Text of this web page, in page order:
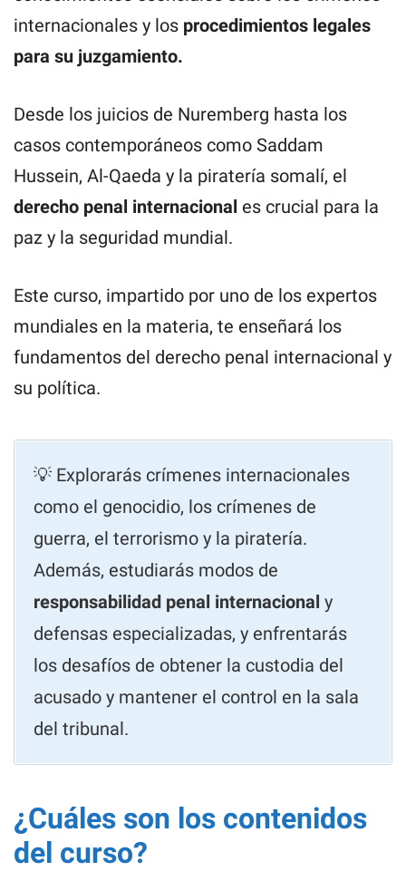
internacionales y los procedimientos legales
para su juzgamiento.
Desde los juicios de Nuremberg hasta los
casos contemporáneos como Saddam
Hussein, Al-Qaeda y la piratería somalí, el
derecho penal internacional es crucial para la
paz y la seguridad mundial.
Este curso, impartido por uno de los expertos
mundiales en la materia, te enseñará los
fundamentos del derecho penal internacional y
su política.
💡 Explorarás crímenes internacionales
como el genocidio, los crímenes de
guerra, el terrorismo y la piratería.
Además, estudiarás modos de
responsabilidad penal internacional y
defensas especializadas, y enfrentarás
los desafíos de obtener la custodia del
acusado y mantener el control en la sala
del tribunal.
¿Cuáles son los contenidos
del curso?